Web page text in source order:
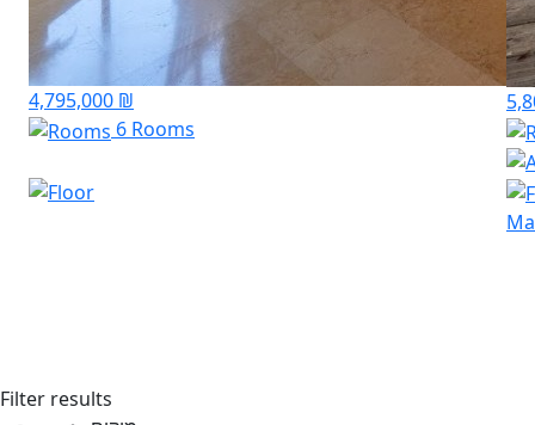
4,795,000 ₪
6 Rooms
Filter results